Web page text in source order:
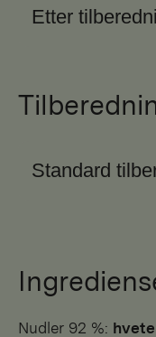
Etter
Standard
Nudler 92 %: